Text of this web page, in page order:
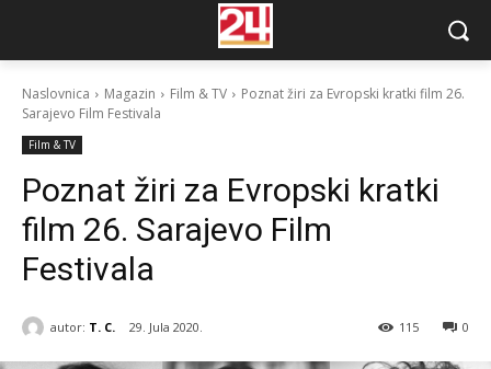
Naslovnica Magazin Film & TV
Poznat žiri za Evropski kratki film 26.
Sarajevo Film Festivala
Film & TV
Poznat žiri za Evropski kratki
film 26. Sarajevo Film
Festivala
autor: T. C. 29. Jula 2020. 0
115